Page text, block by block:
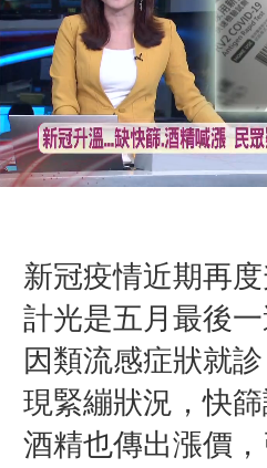
新冠疫情近期再
計光是五月最後
因類流感症狀就
現緊繃狀況，快
酒精也傳出漲價